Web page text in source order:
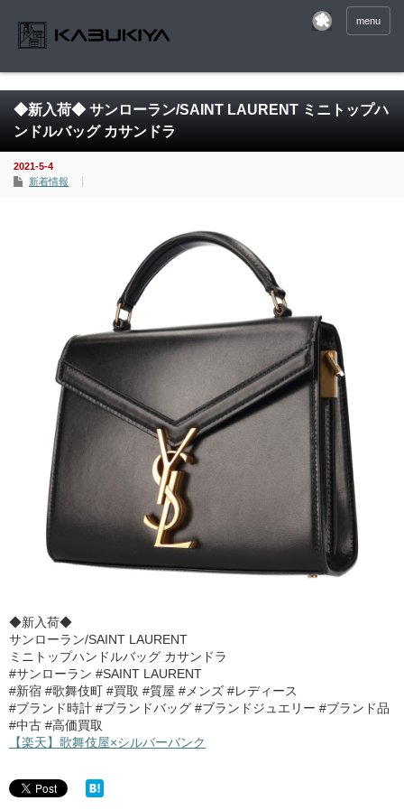
menu
◆新入荷◆ サンローラン/SAINT LAURENT ミニトップハ
ンドルバッグ カサンドラ
2021-5-4
新着情報
◆新入荷◆
サンローラン/SAINT LAURENT
ミニトップハンドルバッグ カサンドラ
#サンローラン #SAINT LAURENT
#新宿 #歌舞伎町 #買取 #質屋 #メンズ #レディース
#ブランド時計 #ブランドバッグ #ブランドジュエリー #ブランド品
#中古 #高価買取
【楽天】歌舞伎屋×シルバーバンク